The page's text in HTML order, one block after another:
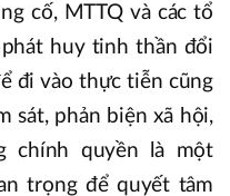
cố, MTTQ và các tổ
huy tinh thần đổi
đi vào thực tiễn cũng
sát, phản biện xã hội,
chính quyền là một
trọng để quyết tâm